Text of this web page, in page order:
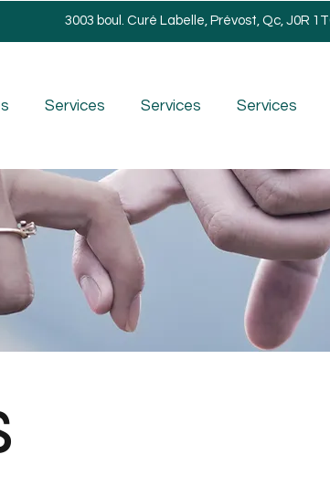
3003 boul. Curé Labelle, Prévost, Qc, J0R
Services Services Services